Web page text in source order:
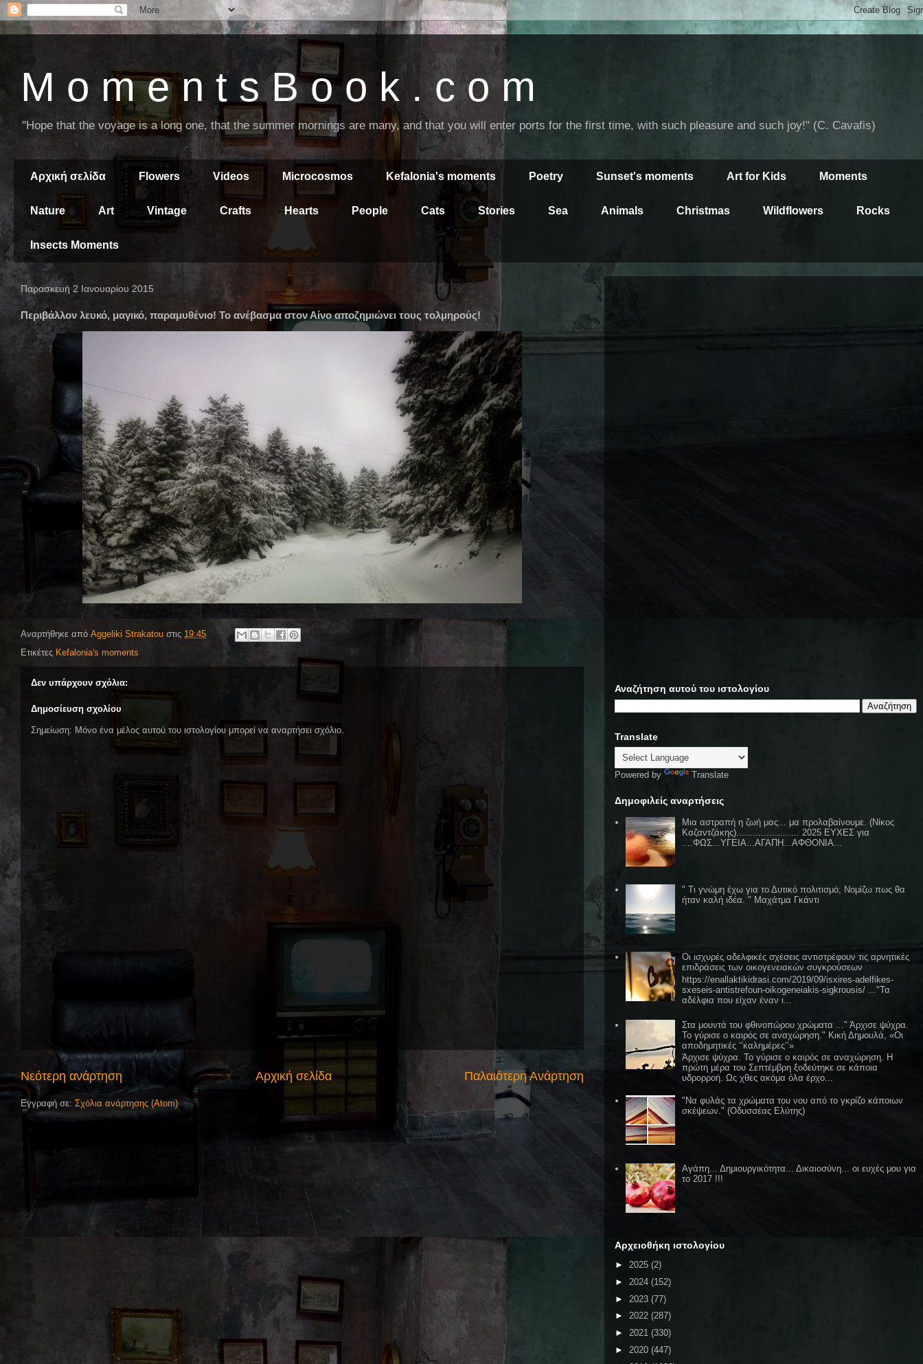
M o m e n t s B o o k . c o m
"Hope that the voyage is a long one, that the summer mornings are many, and that you will enter ports for the first time, with such pleasure and such joy!" (C. Cavafis)
Αρχική σελίδα Flowers Videos Microcosmos Kefalonia's moments Poetry Sunset's moments Art for Kids Moments
Nature Art Vintage Crafts Hearts People Cats Stories Sea Animals Christmas Wildflowers Rocks
Insects Moments
Παρασκευή 2 Ιανουαρίου 2015
Περιβάλλον λευκό, μαγικό, παραμυθένιο! Το ανέβασμα στον Αίνο αποζημιώνει τους τολμηρούς!
Αναρτήθηκε από Aggeliki Strakatou στις 19:45
Ετικέτες Kefalonia's moments
Δεν υπάρχουν σχόλια:
Δημοσίευση σχολίου
Σημείωση: Μόνο ένα μέλος αυτού του ιστολογίου μπορεί να αναρτήσει σχόλιο.
Νεότερη ανάρτηση Παλαιότερη Ανάρτηση
Αρχική σελίδα
Εγγραφή σε: Σχόλια ανάρτησης (Atom)
Αναζήτηση αυτού του ιστολογίου
Translate
Powered by Translate
Δημοφιλείς αναρτήσεις
Μια αστραπή η ζωή μας... μα προλαβαίνουμε. (Νίκος
Καζαντζάκης)....................... 2025 ΕΥΧΕΣ για
....ΦΩΣ...ΥΓΕΙΑ...ΑΓΑΠΗ...ΑΦΘΟΝΙΑ...
" Τι γνώμη έχω για το Δυτικό πολιτισμό; Νομίζω πως θα
ήταν καλή ιδέα. " Μαχάτμα Γκάντι
Οι ισχυρές αδελφικές σχέσεις αντιστρέφουν τις αρνητικές
επιδράσεις των οικογενειακών συγκρούσεων
https://enallaktikidrasi.com/2019/09/isxires-adelfikes-
sxeseis-antistrefoun-oikogeneiakis-sigkrousis/ ..."Τα
αδέλφια που είχαν έναν ι...
Στα μουντά του φθινοπώρου χρώματα ..." Άρχισε ψύχρα.
Το γύρισε ο καιρός σε αναχώρηση." Κική Δημουλά, «Οι
αποδημητικές ‘’καλημέρες’’»
Άρχισε ψύχρα. Το γύρισε ο καιρός σε αναχώρηση. Η
πρώτη μέρα του Σεπτέμβρη ξοδεύτηκε σε κάποια
υδρορροή. Ως χθες ακόμα όλα έρχο...
"Να φυλάς τα χρώματα του νου από το γκρίζο κάποιων
σκέψεων." (Οδυσσέας Ελύτης)
Αγάπη... Δημιουργικότητα... Δικαιοσύνη... οι ευχές μου για
το 2017 !!!
Αρχειοθήκη ιστολογίου
► 2025 (2)
► 2024 (152)
► 2023 (77)
► 2022 (287)
► 2021 (330)
► 2020 (447)